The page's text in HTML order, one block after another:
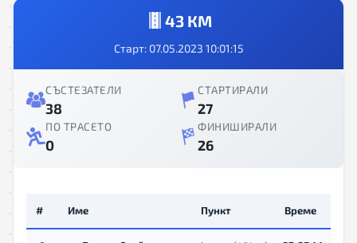
43 КМ
Старт: 07.05.2023 10:01:15
СЪСТЕЗАТЕЛИ
38
СТАРТИРАЛИ
27
ПО ТРАСЕТО
0
ФИНИШИРАЛИ
26
# Име Пункт Време